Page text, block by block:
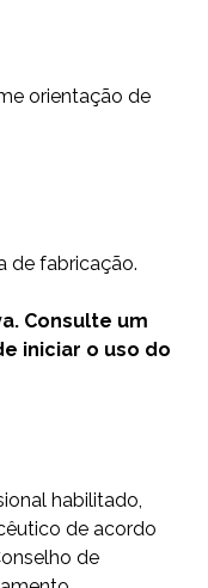
orientação de
de fabricação.
Consulte um
iniciar o uso do
habilitado,
de acordo
de